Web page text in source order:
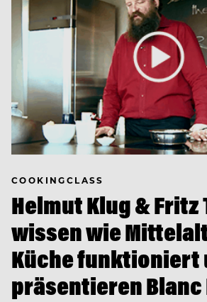
COOKINGCLASS
Helmut Klug &
wissen wie
Küche funktioniert
präsentieren Blanc